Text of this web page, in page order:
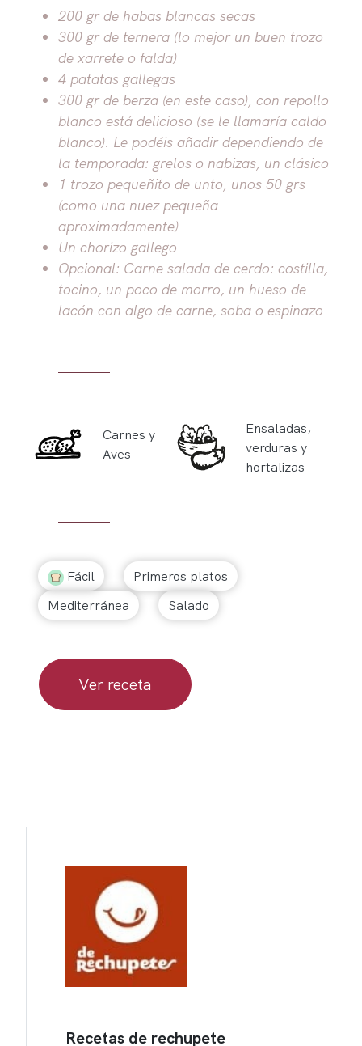
200 gr de habas blancas secas
300 gr de ternera (lo mejor un buen trozo
de xarrete o falda)
4 patatas gallegas
300 gr de berza (en este caso), con repollo
blanco está delicioso (se le llamaría caldo
blanco). Le podéis añadir dependiendo de
la temporada: grelos o nabizas, un clásico
1 trozo pequeñito de unto, unos 50 grs
(como una nuez pequeña
aproximadamente)
Un chorizo gallego
Opcional: Carne salada de cerdo: costilla,
tocino, un poco de morro, un hueso de
lacón con algo de carne, soba o espinazo
Carnes y
Aves
Ensaladas,
verduras y
hortalizas
Fácil
Primeros platos
Mediterránea
Salado
Ver receta
Recetas de rechupete